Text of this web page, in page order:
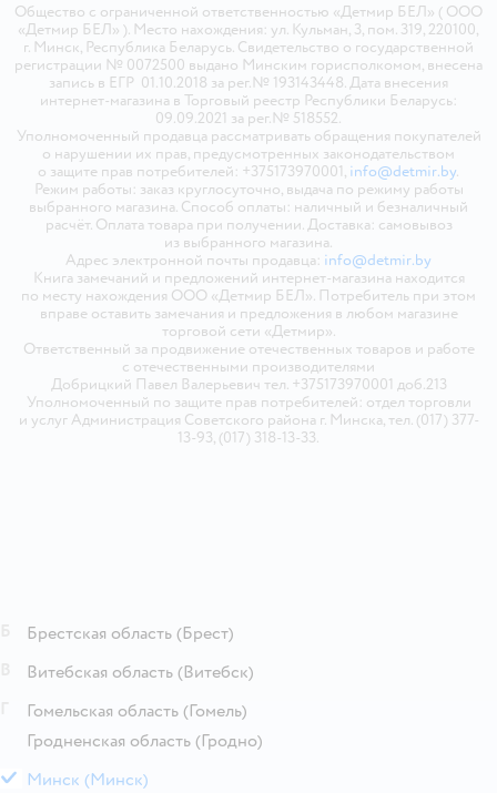
Общество с ограниченной ответственностью «Детмир БЕЛ» ( ООО
«Детмир БЕЛ» ). Место нахождения: ул. Кульман, 3, пом. 319, 220100,
г. Минск, Республика Беларусь. Свидетельство о государственной
регистрации № 0072500 выдано Минским горисполкомом, внесена
запись в ЕГР 01.10.2018 за рег.№ 193143448. Дата внесения
интернет-магазина в Торговый реестр Республики Беларусь:
09.09.2021 за рег.№ 518552.
Уполномоченный продавца рассматривать обращения покупателей
о нарушении их прав, предусмотренных законодательством
о защите прав потребителей: +375173970001, info@detmir.by.
Режим работы: заказ круглосуточно, выдача по режиму работы
выбранного магазина. Способ оплаты: наличный и безналичный
расчёт. Оплата товара при получении. Доставка: самовывоз
из выбранного магазина.
Адрес электронной почты продавца: info@detmir.by
Книга замечаний и предложений интернет-магазина находится
по месту нахождения ООО «Детмир БЕЛ». Потребитель при этом
вправе оставить замечания и предложения в любом магазине
торговой сети «Детмир».
Ответственный за продвижение отечественных товаров и работе
с отечественными производителями
Добрицкий Павел Валерьевич тел. +375173970001 доб.213
Уполномоченный по защите прав потребителей: отдел торговли
и услуг Администрация Советского района г. Минска, тел. (017) 377-
13-93, (017) 318-13-33.
Брестская область (Брест)
Витебская область (Витебск)
Гомельская область (Гомель)
Гродненская область (Гродно)
М Минск (Минск)